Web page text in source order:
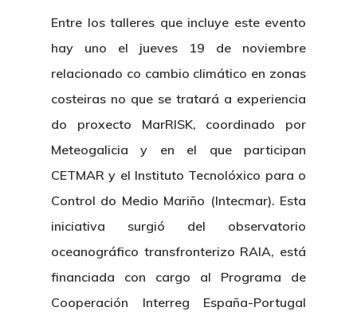
Entre los talleres que incluye este evento
hay uno el jueves 19 de noviembre
relacionado co cambio climático en zonas
costeiras no que se tratará a experiencia
do proxecto MarRISK, coordinado por
Meteogalicia y en el que participan
CETMAR y el Instituto Tecnolóxico para o
Control do Medio Mariño (Intecmar). Esta
iniciativa surgió del observatorio
oceanográfico transfronterizo RAIA, está
financiada con cargo al Programa de
Cooperación Interreg España-Portugal